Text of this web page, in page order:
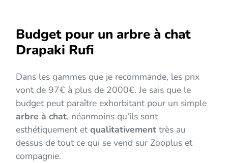
Budget pour un arbre à chat
Drapaki Rufi
Dans les gammes que je recommande, les prix
vont de 97€ à plus de 2000€. Je sais que le
budget peut paraître exhorbitant pour un simple
arbre à chat, néanmoins qu'ils sont
esthétiquement etqualitativement très au
dessus de tout ce qui se vend sur Zooplus et
compagnie.